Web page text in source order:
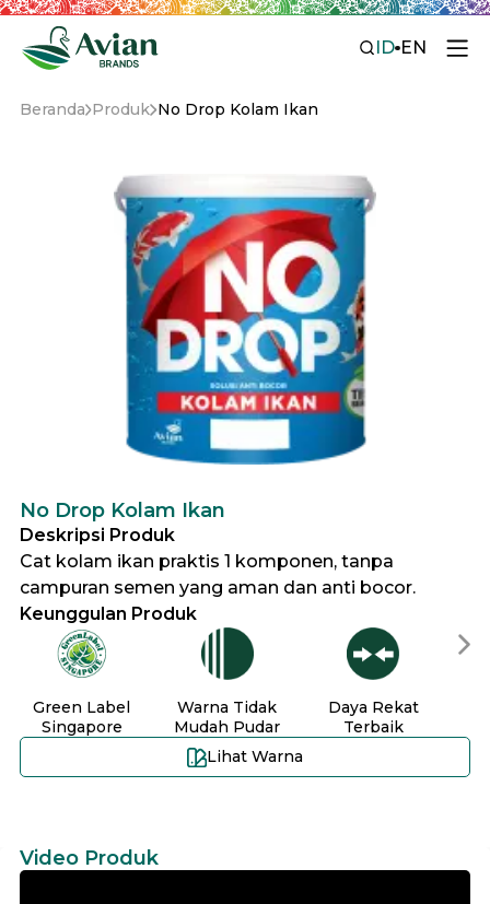
ID EN
Beranda Produk No Drop Kolam Ikan
No Drop Kolam Ikan
Deskripsi Produk
Cat kolam ikan praktis 1 komponen, tanpa
campuran semen yang aman dan anti bocor.
Keunggulan Produk
Green Label
Singapore
Warna Tidak
Mudah Pudar
Daya Rekat
Terbaik
Lihat Warna
Video Produk